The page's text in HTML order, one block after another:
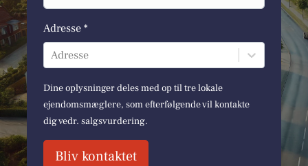
Adresse *
Adresse
Dine oplysninger deles med op til tre lokale
ejendomsmæglere, som efterfølgende vil kontakte
dig vedr. salgsvurdering.
Bliv kontaktet